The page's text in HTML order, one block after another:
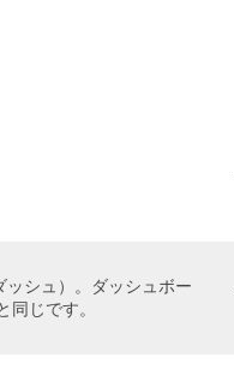
シュ）。ダッシュボー
同じです。